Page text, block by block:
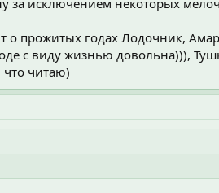
за исключением некоторых
о прожитых годах Лодочник,
с виду жизнью довольна))),
что читаю)